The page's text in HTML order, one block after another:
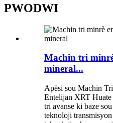
PWODWI
Machin tri
mineral...
Apèsi sou Machin
Entelijan XRT Huate
tri avanse ki baze
teknoloji